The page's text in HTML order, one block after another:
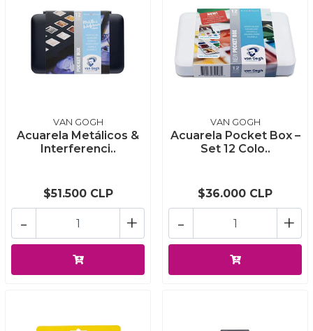
VAN GOGH
Acuarela Metálicos &
Interferenci..
$51.500 CLP
+
-
VAN GOGH
Acuarela Pocket Box –
Set 12 Colo..
$36.000 CLP
+
-